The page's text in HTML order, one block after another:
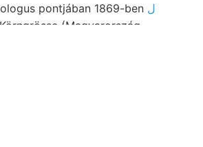
pontjában 1869-ben ل
. Körngrösse (Magyarország